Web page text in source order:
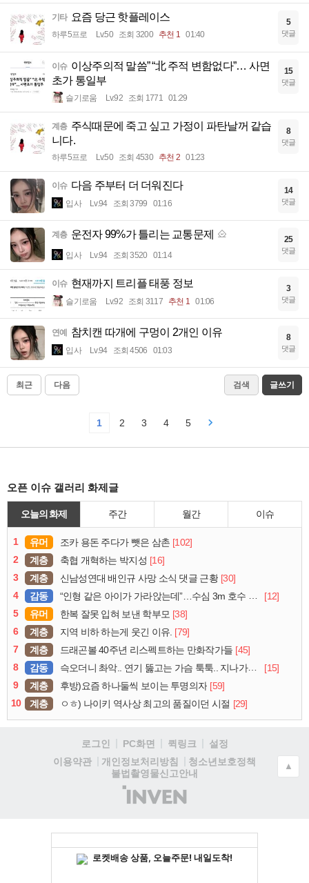
기타 요즘 당근 핫플레이스
하루5프로 Lv.50 조회 3200 추천 1 01:40
5
댓글
이슈 이상주의적 말씀” “北 주적 변함없다”… 사면
초가 통일부
슬기로움 Lv.92 조회 1771 01:29
15
댓글
계층 주식때문에 죽고 싶고 가정이 파탄날꺼 같습
니다.
하루5프로 Lv.50 조회 4530 추천 2 01:23
8
댓글
이슈 다음 주부터 더 더워진다
입사 Lv.94 조회 3799 01:16
14
댓글
계층 운전자 99%가 틀리는 교통문제
입사 Lv.94 조회 3520 01:14
25
댓글
이슈 현재까지 트리플 태풍 정보
슬기로움 Lv.92 조회 3117 추천 1 01:06
3
댓글
연예 참치캔 따개에 구멍이 2개인 이유
입사 Lv.94 조회 4506 01:03
8
댓글
최근 다음 검색 글쓰기
1 2 3 4 5
오픈 이슈 갤러리 화제글
오늘의 화제 주간 월간 이슈
1 유머 조카 용돈 주다가 뺏은 삼촌 [102]
2
계층 축협 개혁하는 박지성 [16]
3
계층 신남성연대 배인규 사망 소식 댓글 근황 [30]
4
감동 “인형 같은 아이가 가라앉는데”…수심 3m 호수 뛰어든 60대 의인
[12]
5
유머 한복 잘못 입혀 보낸 학부모 [38]
6
계층 지역 비하 하는게 웃긴 이유. [79]
7
계층 드래곤볼 40주년 리스펙트하는 만화작가들 [45]
8
감동 슥오더니 촤악.. 연기 뚫고는 가슴 툭툭.. 지나가던 아재의 정체
[15]
9
계층 후방)요즘 하나둘씩 보이는 투명의자 [59]
10
계층 ㅇㅎ) 나이키 역사상 최고의 품질이던 시절 [29]
로그인 PC화면 퀵링크
설정
이용약관
개인정보처리방침
청소년보호정책
불법촬영물신고안내
(주)
인
▲